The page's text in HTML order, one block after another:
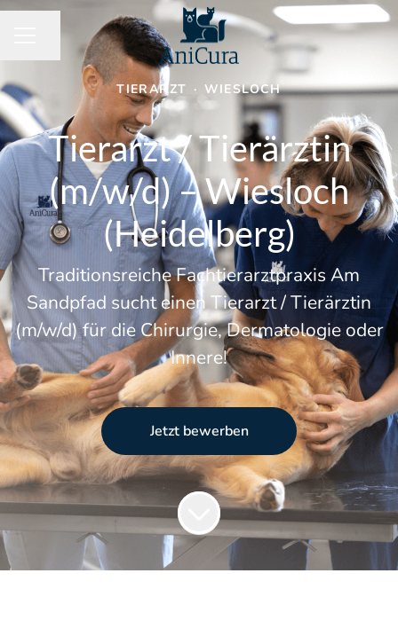
KARRIEREMENÜ
Seite teilen
TIERARZT · WIESLOCH
Tierarzt / Tierärztin
(m/w/d) – Wiesloch
(Heidelberg)
Traditionsreiche Fachtierarztpraxis Am
Sandpfad sucht einen Tierarzt / Tierärztin
(m/w/d) für die Chirurgie, Dermatologie oder
Innere!
Jetzt bewerben